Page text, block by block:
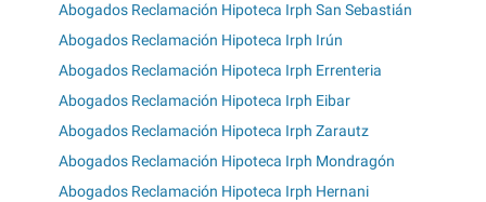
Abogados Reclamación Hipoteca Irph San Sebastián
Abogados Reclamación Hipoteca Irph Irún
Abogados Reclamación Hipoteca Irph Errenteria
Abogados Reclamación Hipoteca Irph Eibar
Abogados Reclamación Hipoteca Irph Zarautz
Abogados Reclamación Hipoteca Irph Mondragón
Abogados Reclamación Hipoteca Irph Hernani